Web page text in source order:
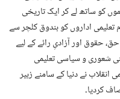
کو ساتھ لے کر ایک تاریخی
اداروں کو بندوق کلچر سے
حقوق اور آزادیِ رائے کے لیے
شعوری و سیاسی تعلیمی
نے دنیا کے سامنے زبیر
کردیا۔